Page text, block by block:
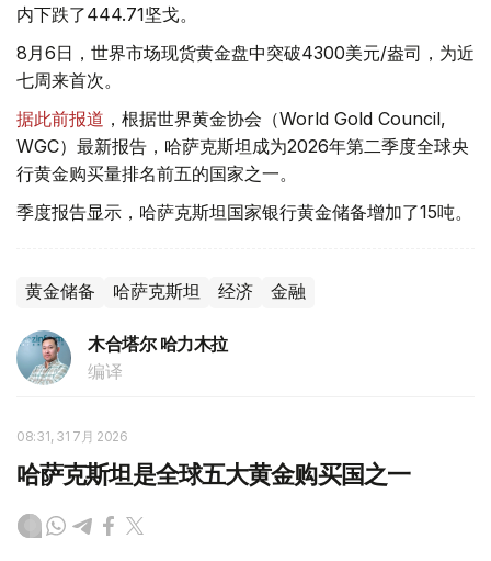
内下跌了444.71坚戈。
8月6日，世界市场现货黄金盘中突破4300美元/盎司，为近
七周来首次。
据此前报道 ，根据世界黄金协会（World Gold Council,
WGC）最新报告，哈萨克斯坦成为2026年第二季度全球央
行黄金购买量排名前五的国家之一。
季度报告显示，哈萨克斯坦国家银行黄金储备增加了15吨。
黄金储备 哈萨克斯坦 经济 金融
木合塔尔 哈力木拉
编译
08:31, 31 7月 2026
哈萨克斯坦是全球五大黄金购买国之一